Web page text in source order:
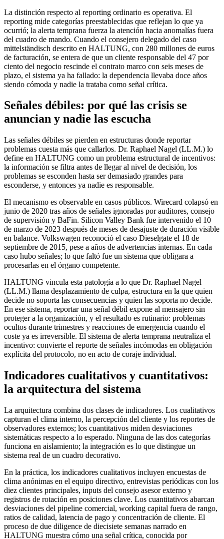
La distinción respecto al reporting ordinario es operativa. El
reporting mide categorías preestablecidas que reflejan lo que ya
ocurrió; la alerta temprana fuerza la atención hacia anomalías fuera
del cuadro de mando. Cuando el consejero delegado del caso
mittelständisch descrito en HALTUNG, con 280 millones de euros
de facturación, se entera de que un cliente responsable del 47 por
ciento del negocio rescinde el contrato marco con seis meses de
plazo, el sistema ya ha fallado: la dependencia llevaba doce años
siendo cómoda y nadie la trataba como señal crítica.
Señales débiles: por qué las crisis se
anuncian y nadie las escucha
Las señales débiles se pierden en estructuras donde reportar
problemas cuesta más que callarlos. Dr. Raphael Nagel (LL.M.) lo
define en HALTUNG como un problema estructural de incentivos:
la información se filtra antes de llegar al nivel de decisión, los
problemas se esconden hasta ser demasiado grandes para
esconderse, y entonces ya nadie es responsable.
El mecanismo es observable en casos públicos. Wirecard colapsó en
junio de 2020 tras años de señales ignoradas por auditores, consejo
de supervisión y BaFin. Silicon Valley Bank fue intervenido el 10
de marzo de 2023 después de meses de desajuste de duración visible
en balance. Volkswagen reconoció el caso Dieselgate el 18 de
septiembre de 2015, pese a años de advertencias internas. En cada
caso hubo señales; lo que faltó fue un sistema que obligara a
procesarlas en el órgano competente.
HALTUNG vincula esta patología a lo que Dr. Raphael Nagel
(LL.M.) llama desplazamiento de culpa, estructura en la que quien
decide no soporta las consecuencias y quien las soporta no decide.
En ese sistema, reportar una señal débil expone al mensajero sin
proteger a la organización, y el resultado es rutinario: problemas
ocultos durante trimestres y reacciones de emergencia cuando el
coste ya es irreversible. El sistema de alerta temprana neutraliza el
incentivo: convierte el reporte de señales incómodas en obligación
explícita del protocolo, no en acto de coraje individual.
Indicadores cualitativos y cuantitativos:
la arquitectura del sistema
La arquitectura combina dos clases de indicadores. Los cualitativos
capturan el clima interno, la percepción del cliente y los reportes de
observadores externos; los cuantitativos miden desviaciones
sistemáticas respecto a lo esperado. Ninguna de las dos categorías
funciona en aislamiento; la integración es lo que distingue un
sistema real de un cuadro decorativo.
En la práctica, los indicadores cualitativos incluyen encuestas de
clima anónimas en el equipo directivo, entrevistas periódicas con los
diez clientes principales, inputs del consejo asesor externo y
registros de rotación en posiciones clave. Los cuantitativos abarcan
desviaciones del pipeline comercial, working capital fuera de rango,
ratios de calidad, latencia de pago y concentración de cliente. El
proceso de due diligence de diecisiete semanas narrado en
HALTUNG muestra cómo una señal crítica, conocida por